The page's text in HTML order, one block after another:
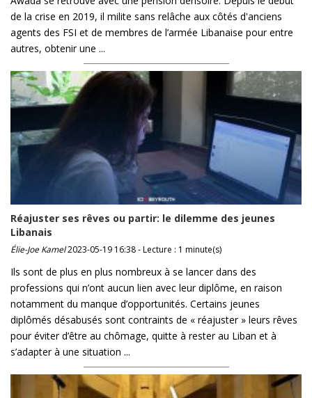
de la crise en 2019, il milite sans relâche aux côtés d'anciens
agents des FSI et de membres de l’armée Libanaise pour entre
autres, obtenir une ...
Réajuster ses rêves ou partir: le dilemme des jeunes
Libanais
Élie-Joe Kamel2023-05-19 16:38 - Lecture : 1 minute(s)
Ils sont de plus en plus nombreux à se lancer dans des
professions qui n’ont aucun lien avec leur diplôme, en raison
notamment du manque d’opportunités. Certains jeunes
diplômés désabusés sont contraints de « réajuster » leurs rêves
pour éviter d’être au chômage, quitte à rester au Liban et à
s’adapter à une situation ...